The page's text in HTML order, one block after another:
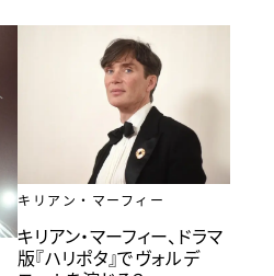
キリアン・マーフィー
キリアン・マーフィー、ドラマ
版『ハリポタ』でヴォルデ